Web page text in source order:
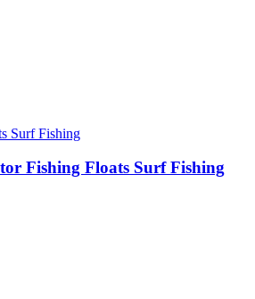
Fishing Floats Surf Fishing